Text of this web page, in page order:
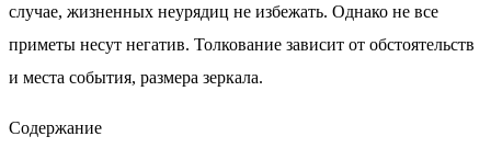
случае, жизненных неурядиц не избежать. Однако не все
приметы несут негатив. Толкование зависит от обстоятельств
и места события, размера зеркала.
Содержание